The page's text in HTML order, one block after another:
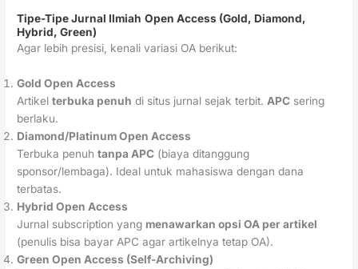
Tipe-TipeJurnal Ilmiah Open Access (Gold, Diamond,
Hybrid, Green)
Agar lebih presisi, kenali variasi OA berikut:
Gold Open Access
Artikelterbuka penuh di situs jurnal sejak terbit. APC sering
berlaku.
Diamond/Platinum Open Access
Terbuka penuhtanpa APC (biaya ditanggung
sponsor/lembaga). Ideal untuk mahasiswa dengan dana
terbatas.
Hybrid Open Access
Jurnal subscription yang menawarkan opsi OA per artikel
(penulis bisa bayar APC agar artikelnya tetap OA).
Green Open Access (Self-Archiving)